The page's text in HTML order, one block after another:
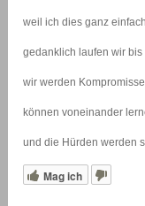
weil ich dies ganz
gedanklich laufen wir bis
wir werden
können voneinander
und die Hürden werden
Mag ich